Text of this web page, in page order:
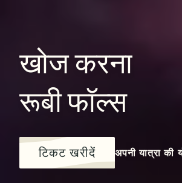
खोजकरना
रूबीफॉल्स
टिकट खरीदें अपनी यात्रा की